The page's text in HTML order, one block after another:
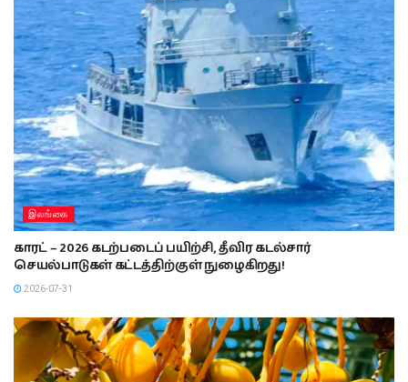
இலங்கை
காரட் – 2026 கடற்படைப் பயிற்சி, தீவிர கடல்சார்
செயல்பாடுகள் கட்டத்திற்குள் நுழைகிறது!
2026-07-31